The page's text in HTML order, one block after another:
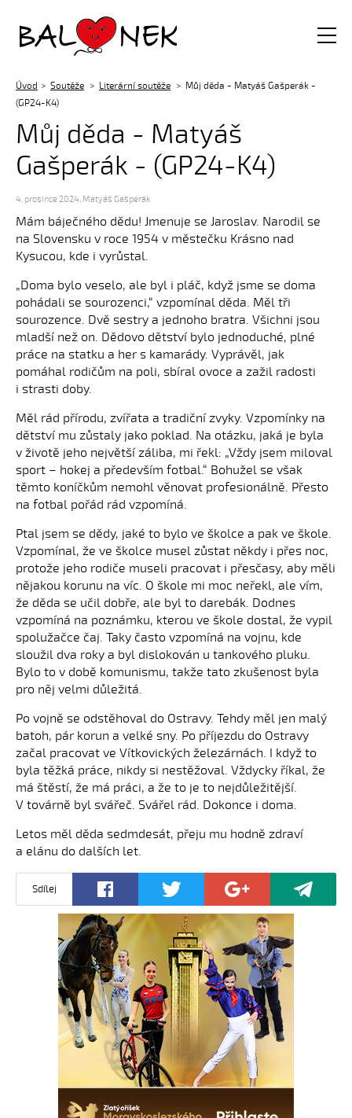
Balónek z.s.
Úvod Soutěže Literární soutěže
Můj děda - Matyáš Gašperák -
(GP24-K4)
Můj děda - Matyáš
Gašperák - (GP24-K4)
4. prosince 2024, Matyáš Gašperák
Mám báječného dědu! Jmenuje se Jaroslav. Narodil se
na Slovensku v roce 1954 v městečku Krásno nad
Kysucou, kde i vyrůstal.
„Doma bylo veselo, ale byl i pláč, když jsme se doma
pohádali se sourozenci,“ vzpomínal děda. Měl tři
sourozence. Dvě sestry a jednoho bratra. Všichni jsou
mladší než on. Dědovo dětství bylo jednoduché, plné
práce na statku a her s kamarády. Vyprávěl, jak
pomáhal rodičům na poli, sbíral ovoce a zažil radosti
i strasti doby.
Měl rád přírodu, zvířata a tradiční zvyky. Vzpomínky na
dětství mu zůstaly jako poklad. Na otázku, jaká je byla
v životě jeho největší záliba, mi řekl: „Vždy jsem miloval
sport – hokej a především fotbal.“ Bohužel se však
těmto koníčkům nemohl věnovat profesionálně. Přesto
na fotbal pořád rád vzpomíná.
Ptal jsem se dědy, jaké to bylo ve školce a pak ve škole.
Vzpomínal, že ve školce musel zůstat někdy i přes noc,
protože jeho rodiče museli pracovat i přesčasy, aby měli
nějakou korunu na víc. O škole mi moc neřekl, ale vím,
že děda se učil dobře, ale byl to darebák. Dodnes
vzpomíná na poznámku, kterou ve škole dostal, že vypil
spolužačce čaj. Taky často vzpomíná na vojnu, kde
sloužil dva roky a byl dislokován u tankového pluku.
Bylo to v době komunismu, takže tato zkušenost byla
pro něj velmi důležitá.
Po vojně se odstěhoval do Ostravy. Tehdy měl jen malý
batoh, pár korun a velké sny. Po příjezdu do Ostravy
začal pracovat ve Vítkovických železárnách. I když to
byla těžká práce, nikdy si nestěžoval. Vždycky říkal, že
má štěstí, že má práci, a že to je to nejdůležitější.
V továrně byl svářeč. Svářel rád. Dokonce i doma.
Letos měl děda sedmdesát, přeju mu hodně zdraví
a elánu do dalších let.
Sdílej